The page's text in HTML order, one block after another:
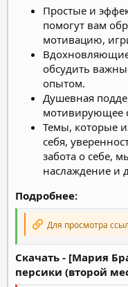
Простые и
помогут вам
мотивацию,
обсудить
опытом.
Душевная
мотивирующее
Темы, которые
себя,
забота о себе,
наслаждение и
Подробнее:
Для просмотра
Скачать - [Мария
персики (второй